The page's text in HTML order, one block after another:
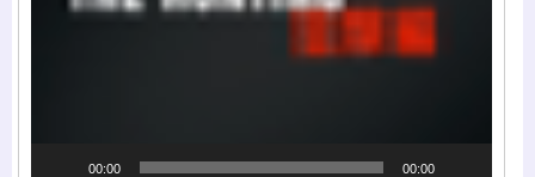
00:00 00:00